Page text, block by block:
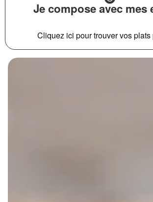
Je compose avec mes
Cliquez ici pour trouver vos plats